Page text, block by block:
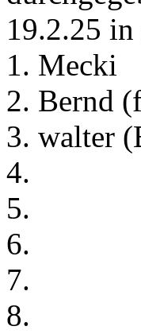
19.2.25
1. Mecki
2. Bernd
3. walter
4.
5.
6.
7.
8.